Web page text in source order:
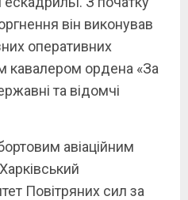
він виконував
оперативних
кавалером ордена «За
та відомчі
авіаційним
Повітряних сил за